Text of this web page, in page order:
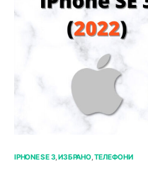
IPHONE SE 3 ИЗБРАНО ТЕЛЕФОНИ